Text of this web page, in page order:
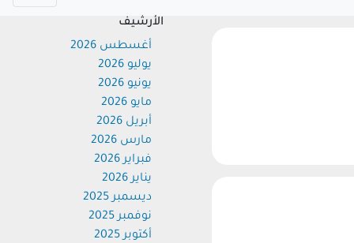
الأرشيف
أغسطس 2026
يوليو 2026
يونيو 2026
مايو 2026
أبريل 2026
مارس 2026
فبراير 2026
يناير 2026
ديسمبر 2025
نوفمبر 2025
أكتوبر 2025